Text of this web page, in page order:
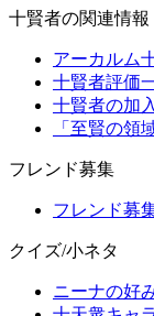
十賢者の関連情報
アーカルム
十賢者評価
十賢者の加
「至賢の領
フレンド募集
フレンド募
クイズ/小ネタ
ニーナの好